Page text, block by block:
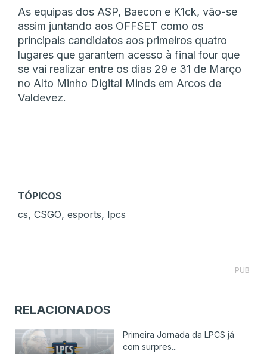
As equipas dos ASP, Baecon e K1ck, vão-se
assim juntando aos OFFSET como os
principais candidatos aos primeiros quatro
lugares que garantem acesso à final four que
se vai realizar entre os dias 29 e 31 de Março
no Alto Minho Digital Minds em Arcos de
Valdevez.
TÓPICOS
cs, CSGO, esports, lpcs
PUB
RELACIONADOS
Primeira Jornada da LPCS já
com surpres...